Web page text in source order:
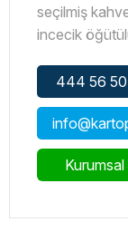
seçilmiş
incecik
48'li Nescafe
444 56 50